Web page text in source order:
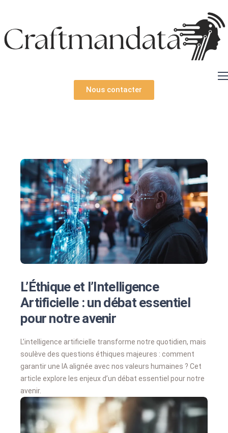
Nous contacter
L’Éthique et l’Intelligence
Artificielle : un débat essentiel
pour notre avenir
L’intelligence artificielle transforme notre quotidien, mais
soulève des questions éthiques majeures : comment
garantir une IA alignée avec nos valeurs humaines ? Cet
article explore les enjeux d’un débat essentiel pour notre
avenir.